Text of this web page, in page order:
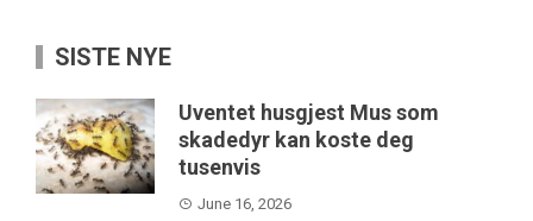
SISTE NYE
Uventet husgjest Mus som
skadedyr kan koste deg
tusenvis
June 16, 2026